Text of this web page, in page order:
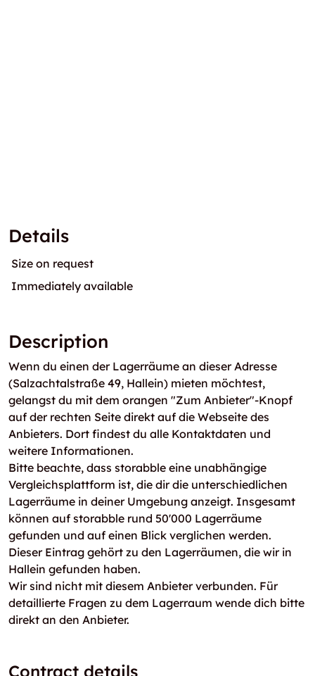
Details
Size on request
Immediately available
Description
Wenn du einen der Lagerräume an dieser Adresse
(Salzachtalstraße 49, Hallein) mieten möchtest,
gelangst du mit dem orangen "Zum Anbieter"-Knopf
auf der rechten Seite direkt auf die Webseite des
Anbieters. Dort findest du alle Kontaktdaten und
weitere Informationen.
Bitte beachte, dass storabble eine unabhängige
Vergleichsplattform ist, die dir die unterschiedlichen
Lagerräume in deiner Umgebung anzeigt. Insgesamt
können auf storabble rund 50'000 Lagerräume
gefunden und auf einen Blick verglichen werden.
Dieser Eintrag gehört zu den Lagerräumen, die wir in
Hallein gefunden haben.
Wir sind nicht mit diesem Anbieter verbunden. Für
detaillierte Fragen zu dem Lagerraum wende dich bitte
direkt an den Anbieter.
Contract details